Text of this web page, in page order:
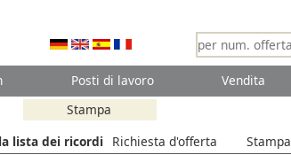
Posti di lavoro Vendita
Stampa
Stampa
Richiesta d'offerta
lista dei ricordi